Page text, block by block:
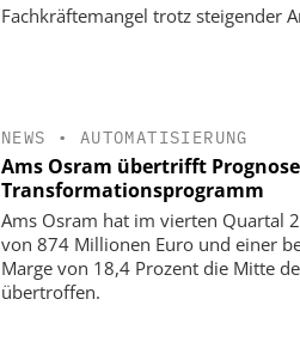
Fachkräftemangel trotz steigender
NEWS • AUTOMATISIERUNG
Ams Osram übertrifft
Transformationsprogramm
Ams Osram hat im vierten Quartal
von 874 Millionen Euro und einer
Marge von 18,4 Prozent die Mitte
übertroffen.